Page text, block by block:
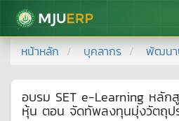
มหาวิทยาลัยแม่โจ้
หน้าหลัก บุคลากร พัฒนา
อบรม SET e-Learning หลัก
หุ้น ตอน จัดทัพลงทุนมุ่งวัตถุป